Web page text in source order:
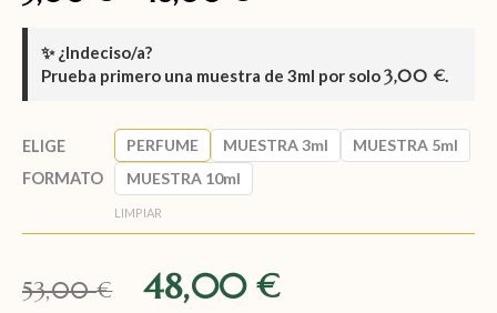
✨¿Indeciso/a?
Prueba primero una muestra de 3ml por solo3,00 €.
ELIGE
FORMATO
PERFUME MUESTRA 3ml
MUESTRA 5ml
MUESTRA 10ml
LIMPIAR
53,00€ 48,00€